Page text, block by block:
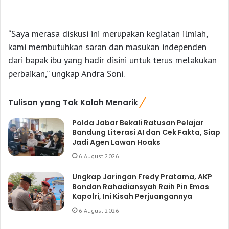
“Saya merasa diskusi ini merupakan kegiatan ilmiah,
kami membutuhkan saran dan masukan independen
dari bapak ibu yang hadir disini untuk terus melakukan
perbaikan,” ungkap Andra Soni.
Tulisan yang Tak Kalah Menarik
Polda Jabar Bekali Ratusan Pelajar
Bandung Literasi AI dan Cek Fakta, Siap
Jadi Agen Lawan Hoaks
6 August 2026
Ungkap Jaringan Fredy Pratama, AKP
Bondan Rahadiansyah Raih Pin Emas
Kapolri, Ini Kisah Perjuangannya
6 August 2026